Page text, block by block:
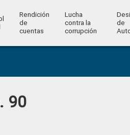
Rendición
de
cuentas
Lucha
contra la
corrupción
de
90